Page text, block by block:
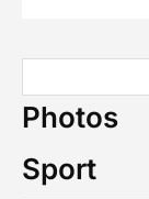
Photos
Sport